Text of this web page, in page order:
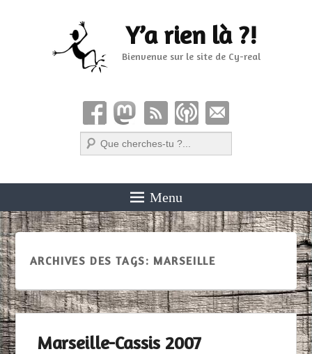
Y’a rien là ?!
Bienvenue sur le site de Cy-real
Recherche
Menu
ARCHIVES DES TAGS: MARSEILLE
Marseille-Cassis 2007